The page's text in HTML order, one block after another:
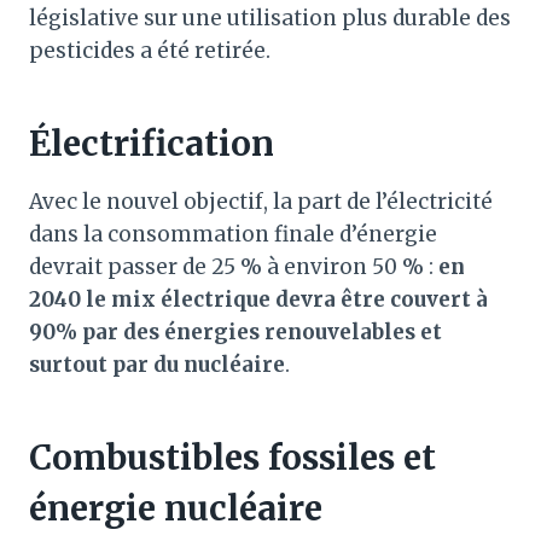
législative sur une utilisation plus durable des
pesticides a été retirée.
Électrification
Avec le nouvel objectif, la part de l’électricité
dans la consommation finale d’énergie
devrait passer de 25 % à environ 50 % : en
2040 le mix électrique devra être couvert à
90% par des énergies renouvelables et
surtout par du nucléaire.
Combustibles fossiles et
énergie nucléaire